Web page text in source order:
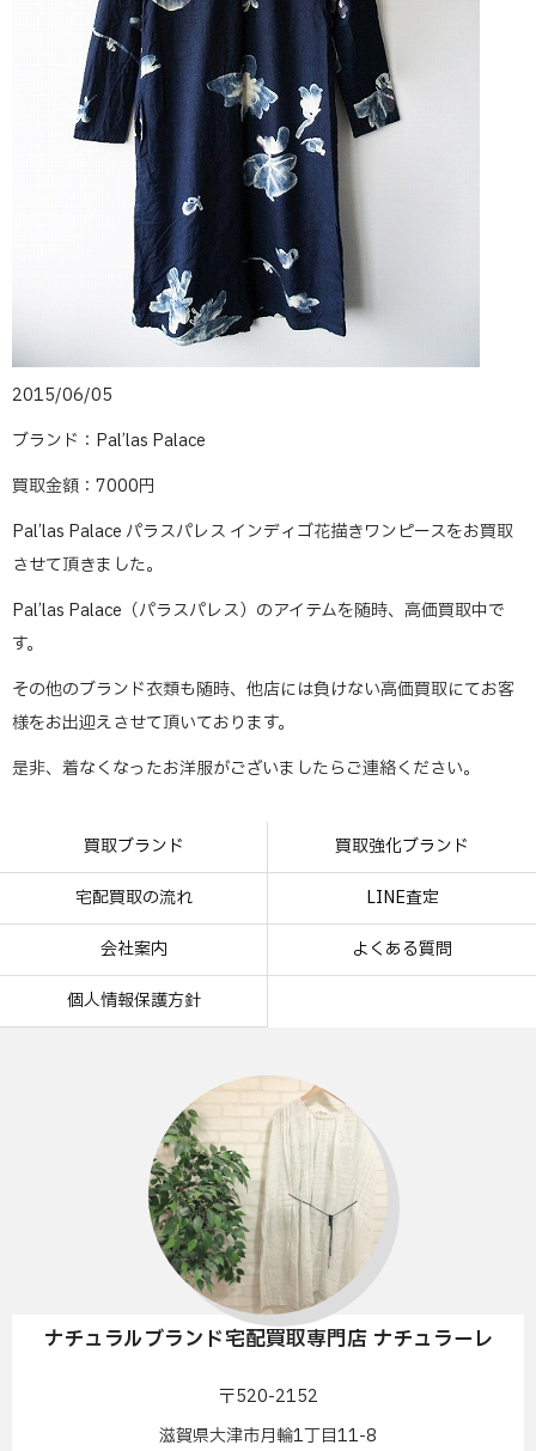
2015/06/05
ブランド：Pal’las Palace
買取金額：7000円
Pal’las Palace パラスパレス インディゴ花描きワンピースをお買取
させて頂きました。
Pal’las Palace（パラスパレス）のアイテムを随時、高価買取中で
す。
その他のブランド衣類も随時、他店には負けない高価買取にてお客
様をお出迎えさせて頂いております。
是非、着なくなったお洋服がございましたらご連絡ください。
買取ブランド 買取強化ブランド
宅配買取の流れ LINE査定
会社案内 よくある質問
個人情報保護方針
ナチュラルブランド宅配買取専門店 ナチュラーレ
〒520-2152
滋賀県大津市月輪1丁目11-8